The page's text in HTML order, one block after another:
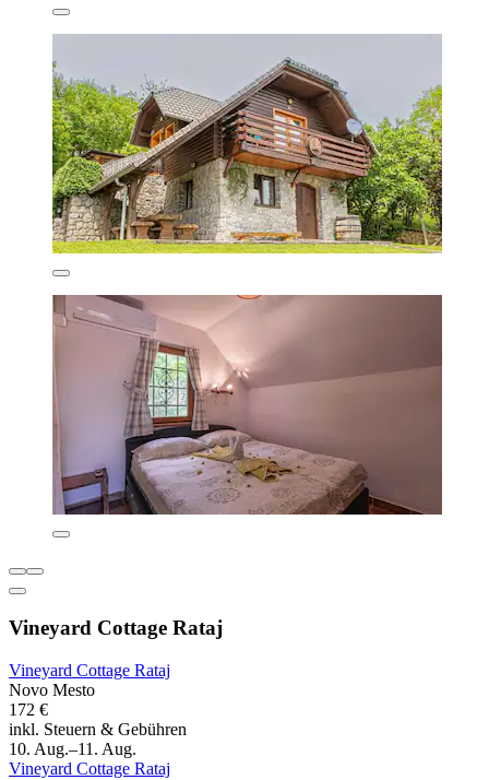
Vineyard Cottage Rataj
Vineyard Cottage Rataj
Novo Mesto
172 €
inkl. Steuern & Gebühren
10. Aug.–11. Aug.
Vineyard Cottage Rataj